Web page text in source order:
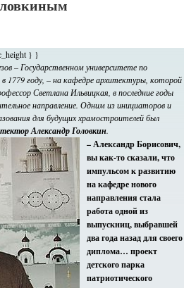
} }
– Государственном университете по
1779 году, – на кафедре архитектуры, которой
Светлана Ильвицкая, в последние годы
направление. Одним из инициаторов и
для будущих храмостроителей был
Александр Головкин.
– Александр Борисович,
вы как-то сказали, что
импульсом к развитию
на кафедре нового
направления стала
работа одной из
выпускниц, выбравшей
два года назад для своего
диплома… проект
детского парка
патриотического